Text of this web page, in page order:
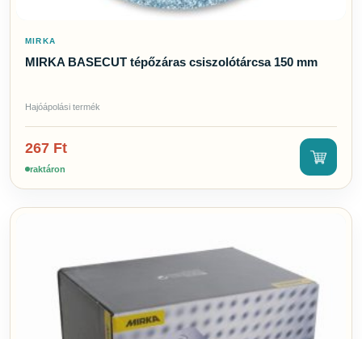
MIRKA
MIRKA BASECUT tépőzáras csiszolótárcsa 150 mm
Hajóápolási termék
267 Ft
raktáron